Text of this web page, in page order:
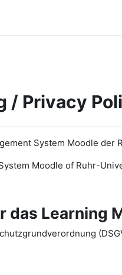
/ Privacy
System Moodle der
ystem Moodle of Ruhr-
Learning